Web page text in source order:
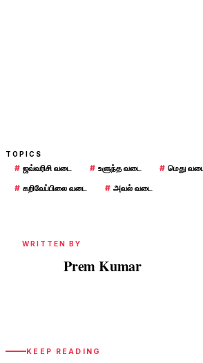
TOPICS
# ஜவ்வரிசி வடை # உளுந்த வடை # மெது வடை
# கறிவேப்பிலை வடை # அவல் வடை
WRITTEN BY
Prem Kumar
KEEP READING